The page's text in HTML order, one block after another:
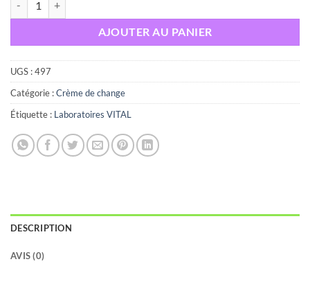
AJOUTER AU PANIER
UGS :497
Catégorie :Crème de change
Étiquette : Laboratoires VITAL
DESCRIPTION
AVIS (0)